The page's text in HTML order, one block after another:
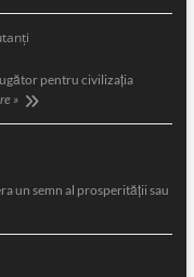
pentru civilizația
»
un semn al prosperităţii sau